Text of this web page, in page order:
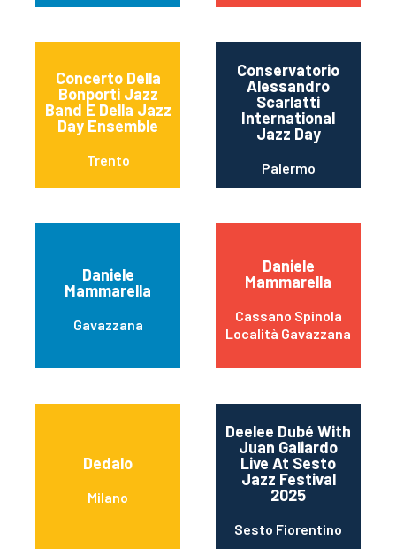
Concerto Della
Bonporti Jazz
Band E Della Jazz
Day Ensemble
Trento
Conservatorio
Alessandro
Scarlatti
International
Jazz Day
Palermo
Daniele
Mammarella
Gavazzana
Daniele
Mammarella
Cassano Spinola
Località Gavazzana
Dedalo
Milano
Deelee Dubé With
Juan Galiardo
Live At Sesto
Jazz Festival
2025
Sesto Fiorentino